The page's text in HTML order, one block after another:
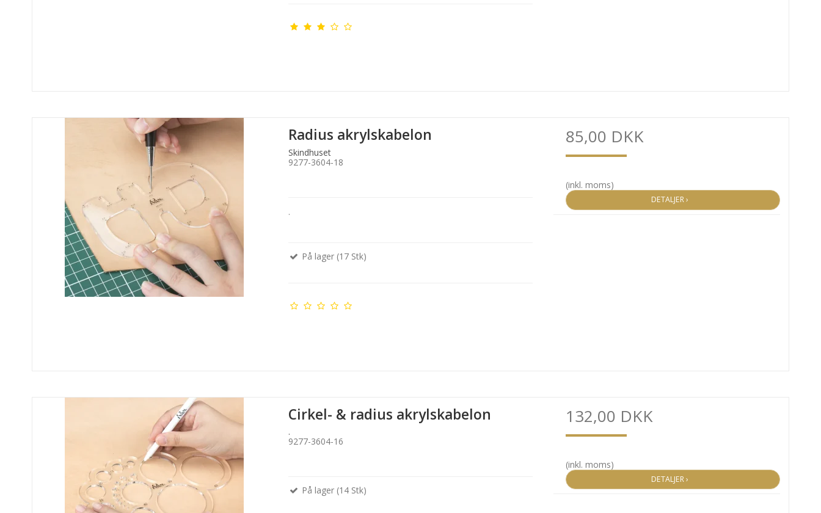
Radius akrylskabelon
Skindhuset
9277-3604-18
.
På lager (17 Stk)
85,00 DKK
(inkl. moms)
DETALJER ›
Cirkel- & radius akrylskabelon
.
9277-3604-16
På lager (14 Stk)
132,00 DKK
(inkl. moms)
DETALJER ›